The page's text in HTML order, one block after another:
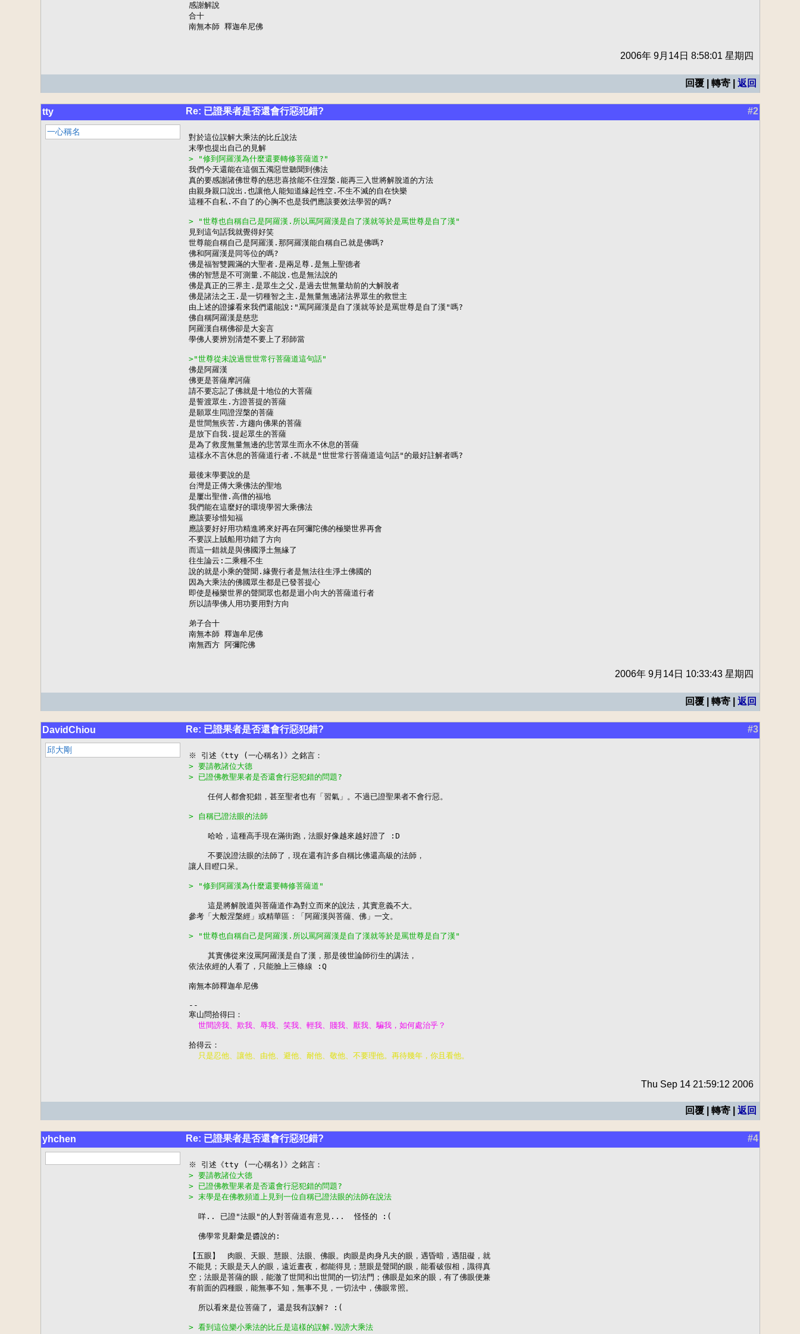
感謝解說
合十
南無本師 釋迦牟尼佛
2006年 9月14日 8:58:01 星期四
回覆 | 轉寄 | 返回
tty Re: 已證果者是否還會行惡犯錯? #2
一心稱名
對於這位誤解大乘法的比丘說法
> "修到阿羅漢為什麼還要轉修菩薩道?"
我們今天還能在這個五濁惡世聽聞到佛法
真的要感謝諸佛世尊的慈悲喜捨能不住涅槃.能再三入世將解脫道的方法
由親身親口說出.也讓他人能知道緣起性空.不生不滅的自在快樂
這種不自私.不自了的心胸不也是我們應該要效法學習的嗎?
> "世尊也自稱自己是阿羅漢.所以罵阿羅漢是自了漢就等於是罵世尊是自了漢"
見到這句話我就覺得好笑
世尊能自稱自己是阿羅漢.那阿羅漢能自稱自己就是佛嗎?
佛和阿羅漢是同等位的嗎?
佛是福智雙圓滿的大聖者.是兩足尊.是無上聖德者
佛的智慧是不可測量.不能說.也是無法說的
佛是真正的三界主.是眾生之父.是過去世無量劫前的大解脫者
佛是諸法之王.是一切種智之主.是無量無邊諸法界眾生的救世主
由上述的證據看來我們還能說:"罵阿羅漢是自了漢就等於是罵世尊是自了漢"嗎?
佛自稱阿羅漢是慈悲
阿羅漢自稱佛卻是大妄言
學佛人要辨別清楚不要上了邪師當
>"世尊從未說過世世常行菩薩道這句話"
佛是阿羅漢
佛更是菩薩摩訶薩
請不要忘記了佛就是十地位的大菩薩
是誓渡眾生.方證菩提的菩薩
是願眾生同證涅槃的菩薩
是世間無疾苦.方趨向佛果的菩薩
是放下自我.提起眾生的菩薩
是為了救度無量無邊的悲苦眾生而永不休息的菩薩
這樣永不言休息的菩薩道行者.不就是"世世常行菩薩道這句話"的最好註解者嗎?
最後末學要說的是
台灣是正傳大乘佛法的聖地
是屢出聖僧.高僧的福地
我們能在這麼好的環境學習大乘佛法
應該要珍惜知福
應該要好好用功精進將來好再在阿彌陀佛的極樂世界再會
不要誤上賊船用功錯了方向
而這一錯就是與佛國淨土無緣了
往生論云:二乘種不生
說的就是小乘的聲聞.緣覺行者是無法往生淨土佛國的
因為大乘法的佛國眾生都是已發菩提心
即使是極樂世界的聲聞眾也都是迴小向大的菩薩道行者
所以請學佛人用功要用對方向
弟子合十
南無本師 釋迦牟尼佛
南無西方 阿彌陀佛
2006年 9月14日 10:33:43 星期四
回覆 | 轉寄 | 返回
DavidChiou Re: 已證果者是否還會行惡犯錯? #3
邱大剛
> 要請教諸位大德
> 已證佛教聖果者是否還會行惡犯錯的問題?
    任何人都會犯錯，甚至聖者也有「習氣」。不過已證聖果者不會行惡。
> 自稱已證法眼的法師
    哈哈，這種高手現在滿街跑，法眼好像越來越好證了 :D
    不要說證法眼的法師了，現在還有許多自稱比佛還高級的法師，
讓人目瞪口呆。
> "修到阿羅漢為什麼還要轉修菩薩道"
    這是將解脫道與菩薩道作為對立而來的說法，其實意義不大。
參考「大般涅槃經」或精華區：「阿羅漢與菩薩、佛」一文。
> "世尊也自稱自己是阿羅漢.所以罵阿羅漢是自了漢就等於是罵世尊是自了漢"
    其實佛從來沒罵阿羅漢是自了漢，那是後世論師衍生的講法，
依法依經的人看了，只能臉上三條線 :Q
南無本師釋迦牟尼佛
--
Thu Sep 14 21:59:12 2006
回覆 | 轉寄 | 返回
yhchen Re: 已證果者是否還會行惡犯錯? #4
> 要請教諸位大德
> 已證佛教聖果者是否還會行惡犯錯的問題?
> 末學是在佛教頻道上見到一位自稱已證法眼的法師在說法
  咩.. 已證"法眼"的人對菩薩道有意見...  怪怪的 :(
  佛學常見辭彙是醬說的:
【五眼】　肉眼、天眼、慧眼、法眼、佛眼。肉眼是肉身凡夫的眼，遇昏暗，遇阻礙，就
不能見；天眼是天人的眼，遠近晝夜，都能得見；慧眼是聲聞的眼，能看破假相，識得真
空；法眼是菩薩的眼，能澈了世間和出世間的一切法門；佛眼是如來的眼，有了佛眼便兼
有前面的四種眼，能無事不知，無事不見，一切法中，佛眼常照。
  所以看來是位菩薩了, 還是我有誤解? :(
> 看到這位樂小乘法的比丘是這樣的誤解.毀謗大乘法